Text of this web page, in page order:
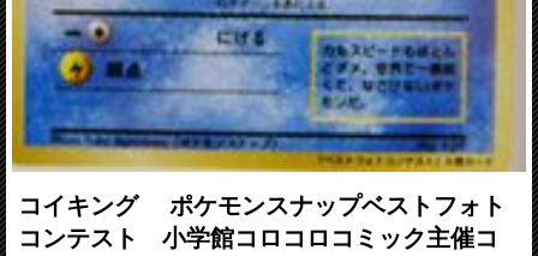
コイキング ポケモンスナップベストフォト
コンテスト 小学館コロコロコミック主催コ